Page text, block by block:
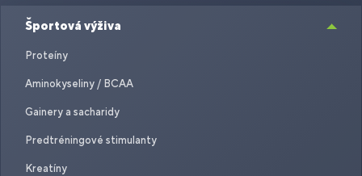
Športová výživa
Proteíny
Aminokyseliny / BCAA
Gainery a sacharidy
Predtréningové stimulanty
Kreatíny